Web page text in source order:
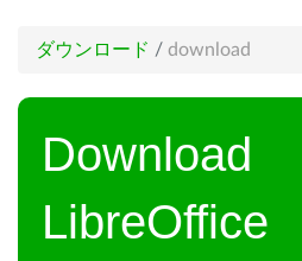
ダウンロード / download
Download
LibreOffice